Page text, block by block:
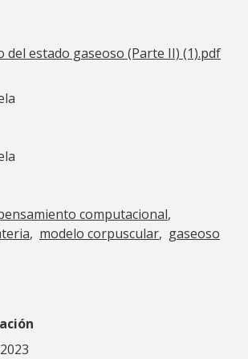
estado gaseoso (Parte II) (1).pdf
computacional
modelo corpuscular gaseoso